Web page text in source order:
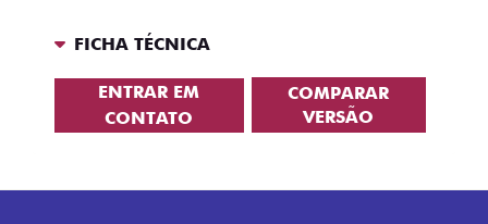
FICHA TÉCNICA
ENTRAR EM
CONTATO
COMPARAR
VERSÃO